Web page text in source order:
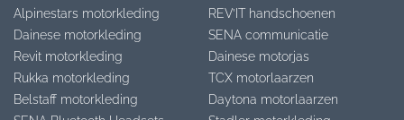
Alpinestars motorkleding
Dainese motorkleding
Revit motorkleding
Rukka motorkleding
Belstaff motorkleding
REV’IT handschoenen
SENA communicatie
Dainese motorjas
TCX motorlaarzen
Daytona motorlaarzen